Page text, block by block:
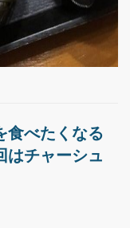
食べたくなる
はチャーシュ